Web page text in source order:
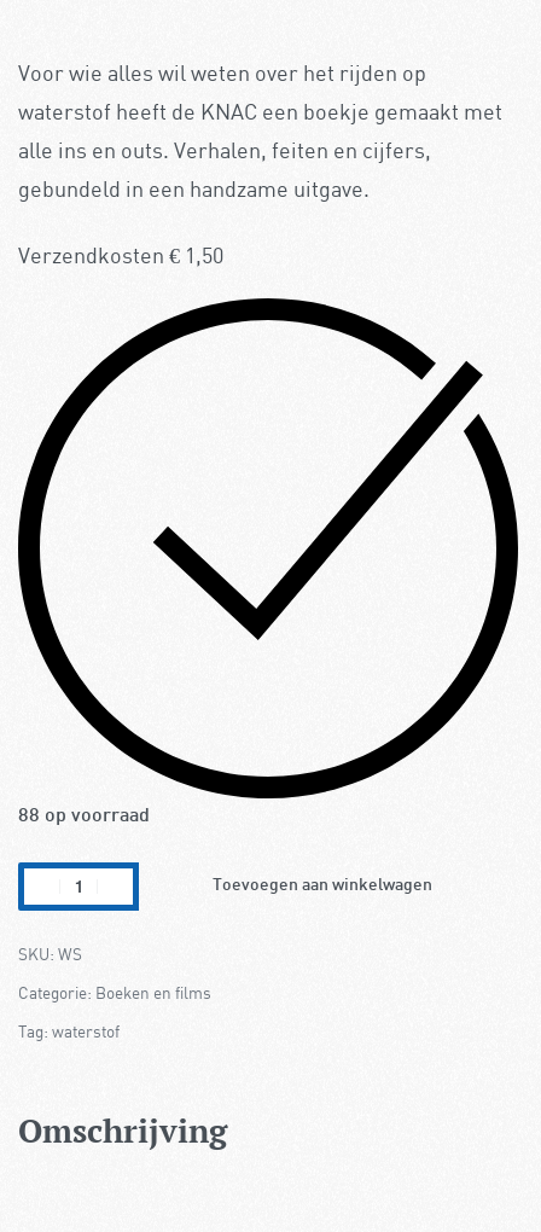
Voor wie alles wil weten over het rijden op
waterstof heeft de KNAC een boekje gemaakt met
alle ins en outs. Verhalen, feiten en cijfers,
gebundeld in een handzame uitgave.
Verzendkosten € 1,50
88 op voorraad
Toevoegen aan winkelwagen
WS
Categorie: Boeken en films
Tag: waterstof
Omschrijving